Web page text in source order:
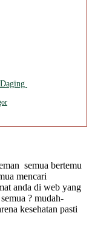
semua bertemu
mencari
anda di web yang
? mudah-
kesehatan pasti